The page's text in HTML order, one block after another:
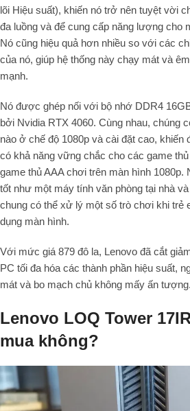
lõi Hiệu suất), khiến nó trở nên tuyệt vời
đa luồng và để cung cấp năng lượng cho
Nó cũng hiệu quả hơn nhiều so với các
của nó, giúp hệ thống này chạy mát và
mạnh.
Nó được ghép nối với bộ nhớ DDR4
bởi Nvidia RTX 4060. Cùng nhau, chúng
nào ở chế độ 1080p và cài đặt cao, khiến
có khả năng vững chắc cho các game
game thủ AAA chơi trên màn hình 1080p.
tốt như một máy tính văn phòng tại nhà
chung có thể xử lý một số trò chơi khi trẻ
dụng màn hình.
Với mức giá 879 đô la, Lenovo đã cắt
PC tối đa hóa các thành phần hiệu suất,
mát và bo mạch chủ không mấy ấn tượng.
Lenovo LOQ Tower
mua không?